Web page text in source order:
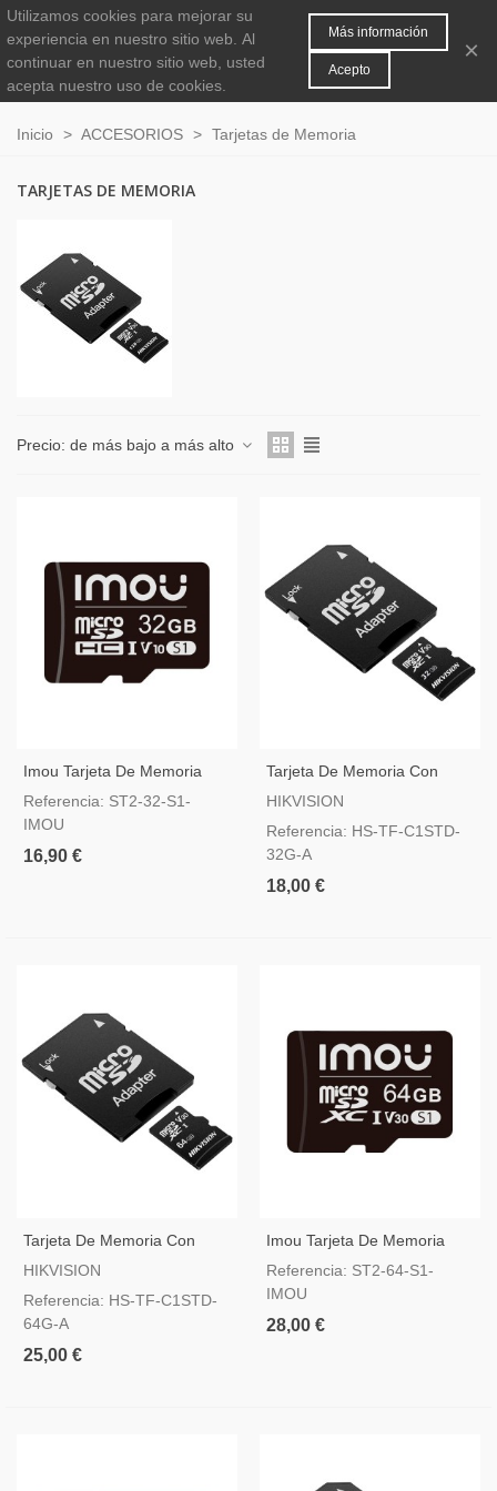
0
Inicio > ACCESORIOS > Tarjetas de Memoria
TARJETAS DE MEMORIA
Precio: de más bajo a más alto
Imou Tarjeta De Memoria
Micro SD Clase 10 32GB
Referencia: ST2-32-S1-
IMOU
16,90 €
Tarjeta De Memoria Con
Adaptador 32 GB Hikvision
HIKVISION
Referencia: HS-TF-C1STD-
32G-A
18,00 €
Tarjeta De Memoria Con
Adaptador 64 GB Hikvision
HIKVISION
Referencia: HS-TF-C1STD-
64G-A
25,00 €
Imou Tarjeta De Memoria
Micro SD Clase 10 64GB
Referencia: ST2-64-S1-
IMOU
28,00 €
Utilizamos cookies para mejorar su
experiencia en nuestro sitio web. Al
continuar en nuestro sitio web, usted
acepta nuestro uso de cookies.
Más información
Acepto
×